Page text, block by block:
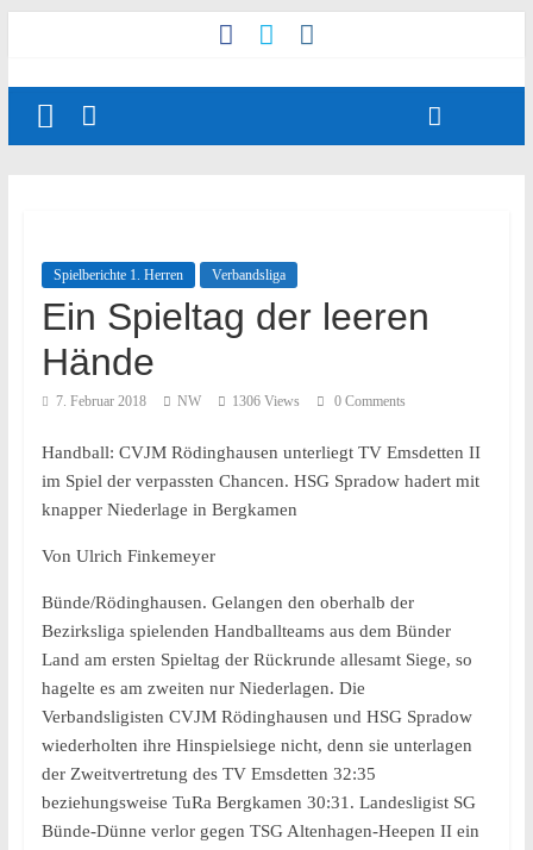
Spielberichte 1. Herren Verbandsliga
Ein Spieltag der leeren
Hände
7. Februar 2018 NW 1306 Views 0 Comments
Handball: CVJM Rödinghausen unterliegt TV Emsdetten II
im Spiel der verpassten Chancen. HSG Spradow hadert mit
knapper Niederlage in Bergkamen
Von Ulrich Finkemeyer
Bünde/Rödinghausen. Gelangen den oberhalb der
Bezirksliga spielenden Handballteams aus dem Bünder
Land am ersten Spieltag der Rückrunde allesamt Siege, so
hagelte es am zweiten nur Niederlagen. Die
Verbandsligisten CVJM Rödinghausen und HSG Spradow
wiederholten ihre Hinspielsiege nicht, denn sie unterlagen
der Zweitvertretung des TV Emsdetten 32:35
beziehungsweise TuRa Bergkamen 30:31. Landesligist SG
Bünde-Dünne verlor gegen TSG Altenhagen-Heepen II ein